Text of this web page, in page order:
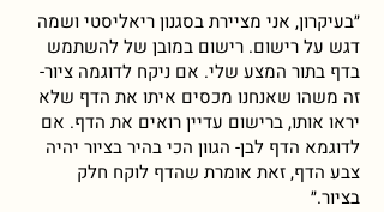
״בעיקרון, אני מציירת בסגנון ריאליסטי ושמה
דגש על רישום. רישום במובן של להשתמש
בדף בתור המצע שלי. אם ניקח לדוגמה ציור-
זה משהו שאנחנו מכסים איתו את הדף שלא
יראו אותו, ברישום עדיין רואים את הדף. אם
לדוגמא הדף לבן- הגוון הכי בהיר בציור יהיה
צבע הדף, זאת אומרת שהדף לוקח חלק
בציור.״